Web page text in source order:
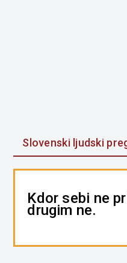
Slovenski ljudski
Kdor sebi ne
drugim ne.